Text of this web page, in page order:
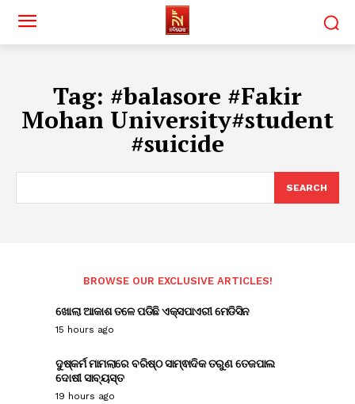
Tag: #balasore #Fakir
Mohan University#student
#suicide
SEARCH
BROWSE OUR EXCLUSIVE ARTICLES!
ଖୋଲା ଆକାଶ ତଳେ ପଡିଛି ଏକ୍ସପାଏରୀ ମେଡିସିନ
15 hours ago
ଦୁଷ୍କର୍ମ ମାମଲାରେ ବରିଷ୍ଠ ସାମ୍ଵାଦିକ ତରୁଣ ତେଜପାଲ
ଦୋଷୀ ସାବ୍ୟସ୍ତ
19 hours ago